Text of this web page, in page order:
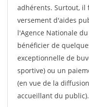
adhérents. Surtout, il
versement d'aides
l'Agence Nationale
bénéficier de
exceptionnelle de
sportive) ou un
(en vue de la
accueillant du public).